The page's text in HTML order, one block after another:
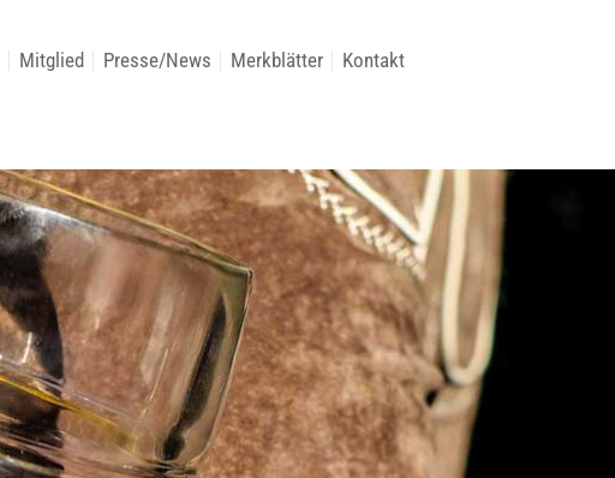
Mitglied Presse/News Merkblätter Kontakt